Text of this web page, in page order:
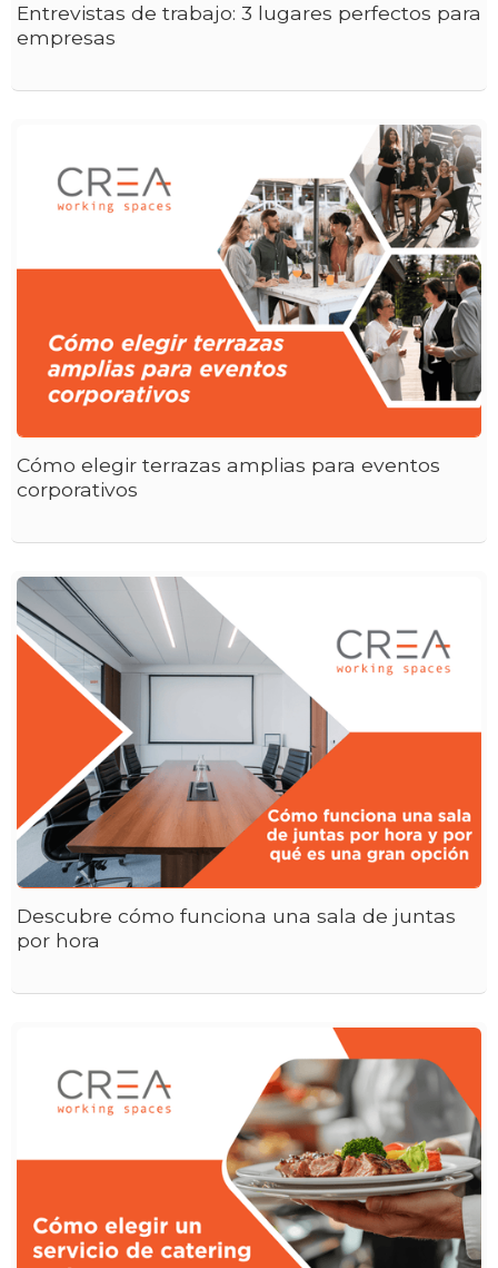
Entrevistas de trabajo: 3 lugares perfectos para
empresas
Cómo elegir terrazas amplias para eventos
corporativos
Descubre cómo funciona una sala de juntas
por hora